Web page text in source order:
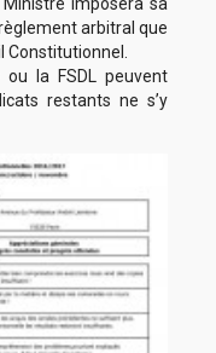
arbitral que
ou la FSDL peuvent
restants ne s’y